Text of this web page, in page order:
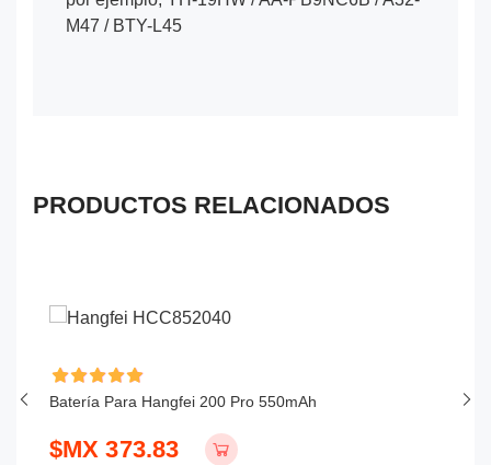
M47 / BTY-L45
PRODUCTOS RELACIONADOS
Batería Para Hangfei 200 Pro 550mAh
$MX 373.83